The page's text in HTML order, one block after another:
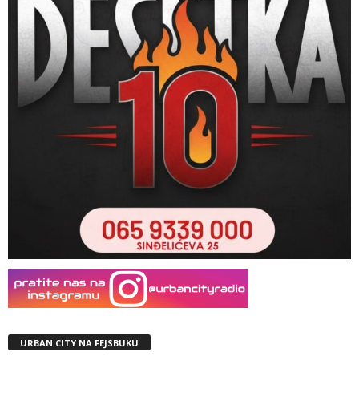
URBAN CITY NA FEJSBUKU